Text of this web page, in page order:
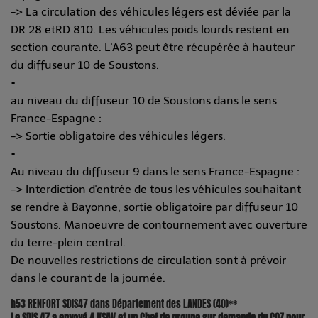
-> La circulation des véhicules légers est déviée par la
DR 28 etRD 810. Les véhicules poids lourds restent en
section courante. L'A63 peut être récupérée à hauteur
du diffuseur 10 de Soustons.
•
au niveau du diffuseur 10 de Soustons dans le sens
France-Espagne :
-> Sortie obligatoire des véhicules légers.
•
Au niveau du diffuseur 9 dans le sens France-Espagne :
-> Interdiction d'entrée de tous les véhicules souhaitant
se rendre à Bayonne, sortie obligatoire par diffuseur 10
Soustons. Manoeuvre de contournement avec ouverture
du terre-plein central.
De nouvelles restrictions de circulation sont à prévoir
dans le courant de la journée.
h53 RENFORT SDIS47 dans Département des LANDES (40)**